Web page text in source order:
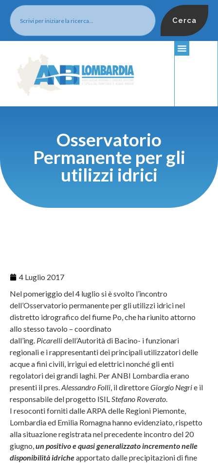
Cerca
Osservatorio
Permanente per gli
utilizzi idrici
4 Luglio 2017
Nel pomeriggio del 4 luglio si è svolto l’incontro
dell’Osservatorio permanente per gli utilizzi idrici nel
distretto idrografico del fiume Po, che ha riunito attorno
allo stesso tavolo – coordinato
dall’ing. Picarellidell’Autorità di Bacino- i funzionari
regionali e i rappresentanti dei principali utilizzatori delle
acque a fini civili, irrigui ed elettrici nonché gli enti
regolatori dei grandi laghi. Per ANBI Lombardia erano
presenti il pres.Alessandro Folli, il direttoreGiorgio Negrie il
responsabile del progetto ISILStefano Roverato.
I resoconti forniti dalle ARPA delle Regioni Piemonte,
Lombardia ed Emilia Romagna hanno evidenziato, rispetto
alla situazione registrata nel precedente incontro del 20
giugno,un positivo e quasi generalizzato incremento nelle
disponibilità idricheapportato dalle precipitazioni di fine